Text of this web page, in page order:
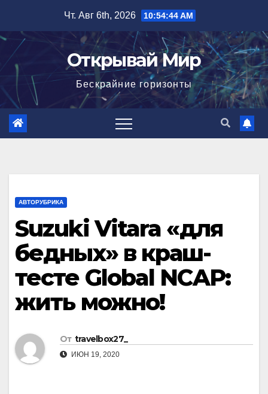
содержимому
Чт. Авг 6th, 2026 10:54:44 AM
Открывай Мир
Бескрайние горизонты
АВТОРУБРИКА
Suzuki Vitara «для
бедных» в краш-
тесте Global NCAP:
жить можно!
От travelbox27_
ИЮН 19, 2020